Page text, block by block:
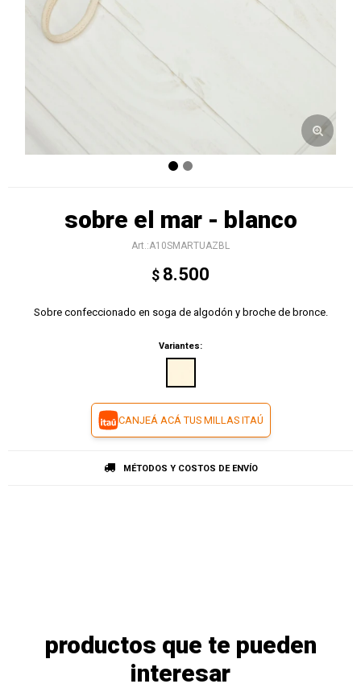
sobre el mar - blanco
A10SMARTUAZBL
$ 8.500
Sobre confeccionado en soga de algodón y broche de bronce.
Variantes:
CANJEÁ ACÁ TUS MILLAS ITAÚ
MÉTODOS Y COSTOS DE ENVÍO
productos que te pueden
interesar